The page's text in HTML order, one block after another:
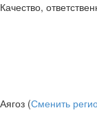
УЗСК
Качество,
Аягоз (Сменить